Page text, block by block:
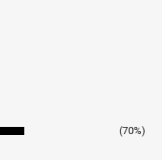
(70%)